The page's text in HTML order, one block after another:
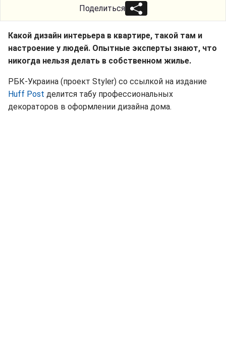
Поделиться
Какой дизайн интерьера в квартире, такой там и
настроение у людей. Опытные эксперты знают, что
никогда нельзя делать в собственном жилье.
РБК-Украина (проект Styler) со ссылкой на издание
Huff Post делится табу профессиональных
декораторов в оформлении дизайна дома.